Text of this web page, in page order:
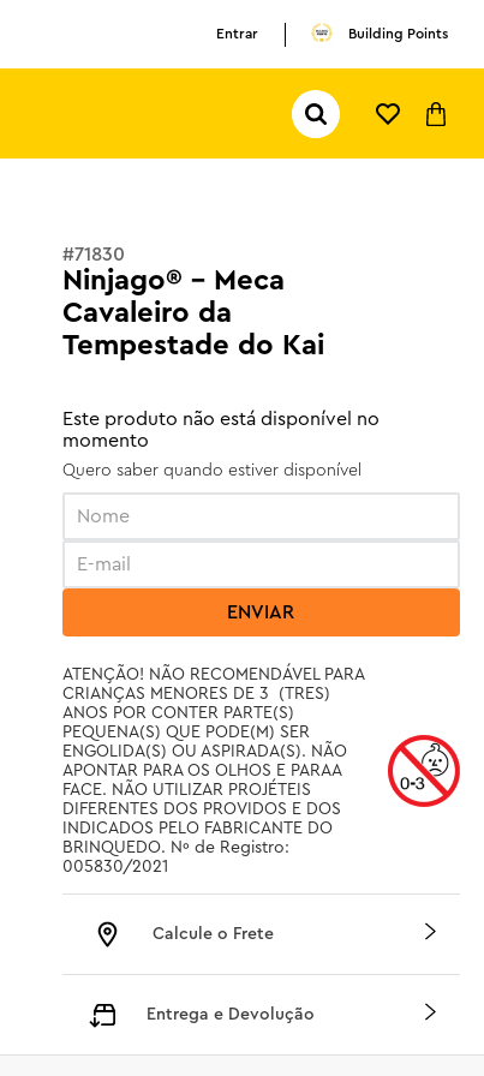
Entrar Building Points
Pesquisar...
#71830
Ninjago® - Meca
Cavaleiro da
Tempestade do Kai
Este produto não está disponível no
momento
Quero saber quando estiver disponível
ENVIAR
ATENÇÃO! NÃO RECOMENDÁVEL PARA
CRIANÇAS MENORES DE 3  (TRES)
ANOS POR CONTER PARTE(S)
PEQUENA(S) QUE PODE(M) SER
ENGOLIDA(S) OU ASPIRADA(S). NÃO
APONTAR PARA OS OLHOS E PARAA
FACE. NÃO UTILIZAR PROJÉTEIS
DIFERENTES DOS PROVIDOS E DOS
INDICADOS PELO FABRICANTE DO
BRINQUEDO. Nº de Registro:
005830/2021
Calcule o Frete
Entrega e Devolução
TERMOS MAIS BUSCADOS
olivia